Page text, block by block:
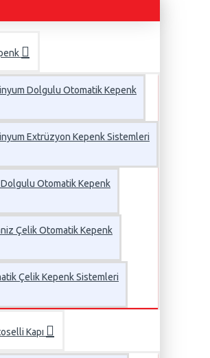
Dolgulu Otomatik Kepenk
Extrüzyon Kepenk Sistemleri
Otomatik Kepenk
Çelik Otomatik Kepenk
Çelik Kepenk Sistemleri
Kapı